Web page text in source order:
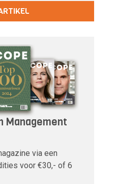
Management
via een
voor €30,- of 6